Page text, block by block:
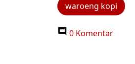
waroeng kopi
0 Komentar